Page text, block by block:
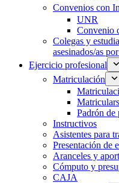
Convenios con
UNR
Convenio
Colegas y
asesinados/as
Ejercicio profesional
Matriculación
Padrón de
Instructivos
Asistentes para
Presentación de
Aranceles y
Cómputo y
CAJA